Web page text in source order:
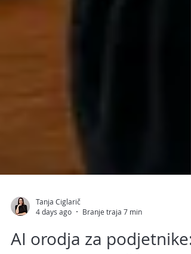
4 days ago
Branje traja 7 min